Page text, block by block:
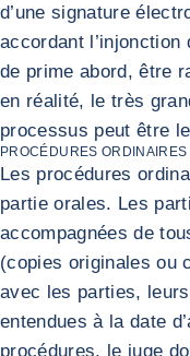
d’une signature
accordant
de prime abord, être
en réalité, le très
processus peut être
PROCÉDURES ORDINAIRES
Les procédures
partie orales. Les
accompagnées de
(copies originales ou
avec les parties,
entendues à la date
procédures, le juge